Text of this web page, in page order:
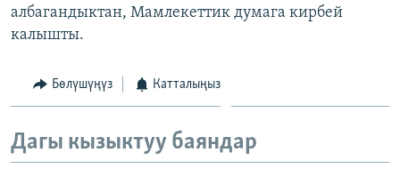
албагандыктан, Мамлекеттик думага кирбей
калышты.
Бөлүшүңүз Катталыңыз
Дагы кызыктуу баяндар